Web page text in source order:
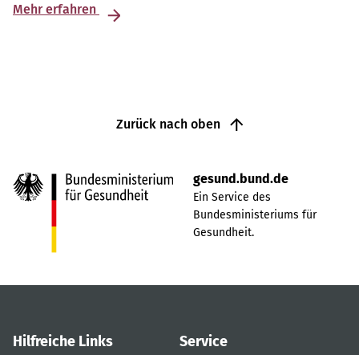
Mehr erfahren
Zurück nach oben
gesund.bund.de
Ein Service des
Bundesministeriums für
Gesundheit.
Hilfreiche Links Service